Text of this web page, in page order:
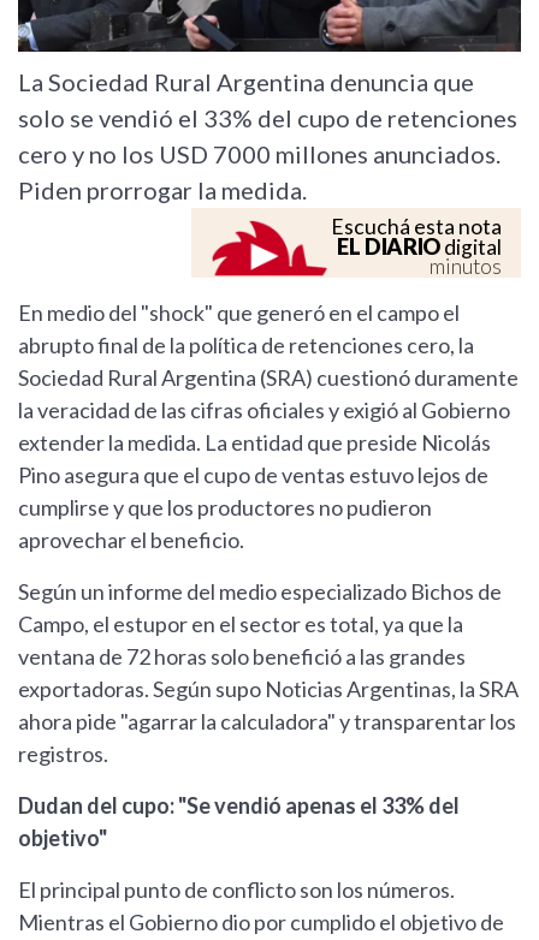
La Sociedad Rural Argentina denuncia que
solo se vendió el 33% del cupo de retenciones
cero y no los USD 7000 millones anunciados.
Piden prorrogar la medida.
Escuchá esta nota
EL DIARIOdigital
minutos
En medio del "shock" que generó en el campo el
abrupto final de la política de retenciones cero, la
Sociedad Rural Argentina (SRA) cuestionó duramente
la veracidad de las cifras oficiales y exigió al Gobierno
extender la medida. La entidad que preside Nicolás
Pino asegura que el cupo de ventas estuvo lejos de
cumplirse y que los productores no pudieron
aprovechar el beneficio.
Según un informe del medio especializado Bichos de
Campo, el estupor en el sector es total, ya que la
ventana de 72 horas solo benefició a las grandes
exportadoras. Según supo Noticias Argentinas, la SRA
ahora pide "agarrar la calculadora" y transparentar los
registros.
Dudan del cupo: "Se vendió apenas el 33% del
objetivo"
El principal punto de conflicto son los números.
Mientras el Gobierno dio por cumplido el objetivo de